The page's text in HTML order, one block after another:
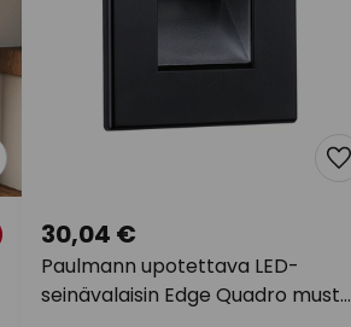
Paulmann upotettava LED-
seinävalaisin Edge Quadro musta
30,04 €